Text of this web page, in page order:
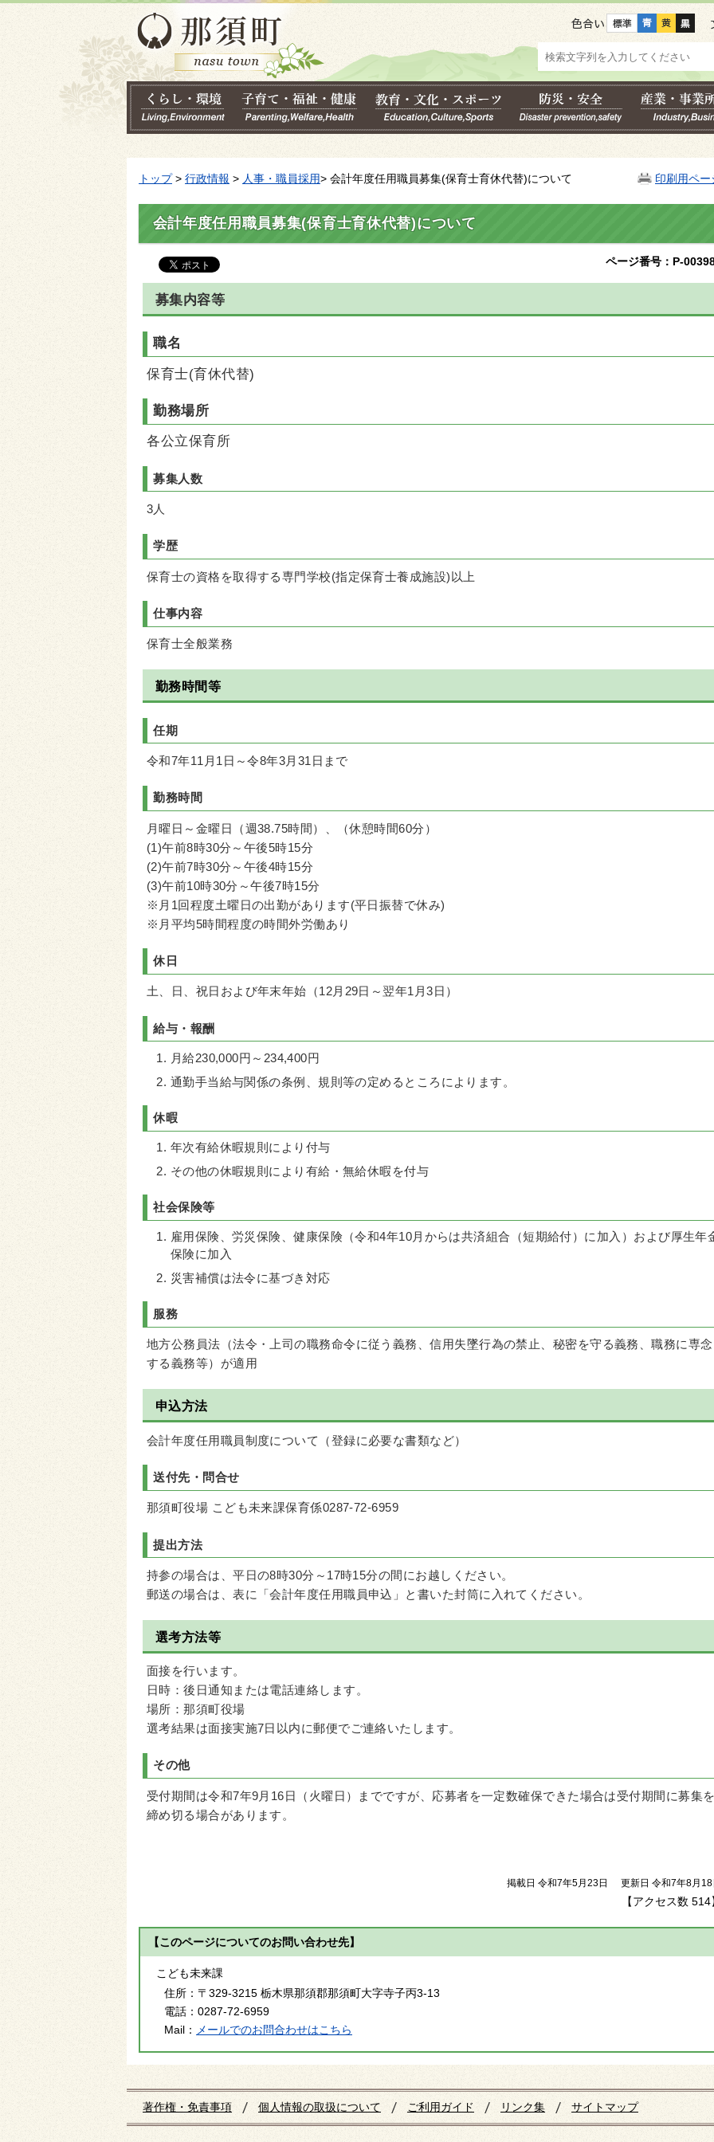
色合い
印刷用ペー
トップ> 行政情報 > 人事・職員採用> 会計年度任用職員募集(保育士育休代替)について
会計年度任用職員募集(保育士育休代替)について
ページ番号：P-
募集内容等
職名
保育士(育休代替)
勤務場所
各公立保育所
募集人数
3人
学歴
保育士の資格を取得する専門学校(指定保育士養成施設)以上
仕事内容
保育士全般業務
勤務時間等
任期
令和7年11月1日～令8年3月31日まで
勤務時間
月曜日～金曜日（週38.75時間）、（休憩時間60分）
(1)午前8時30分～午後5時15分
(2)午前7時30分～午後4時15分
(3)午前10時30分～午後7時15分
※月1回程度土曜日の出勤があります(平日振替で休み)
※月平均5時間程度の時間外労働あり
休日
土、日、祝日および年末年始（12月29日～翌年1月3日）
給与・報酬
月給230,000円～234,400円
通勤手当給与関係の条例、規則等の定めるところによります。
休暇
年次有給休暇規則により付与
その他の休暇規則により有給・無給休暇を付与
社会保険等
雇用保険、労災保険、健康保険（令和4年10月からは共済組合（短期給付）に加入）および厚生年
保険に加入
災害補償は法令に基づき対応
服務
地方公務員法（法令・上司の職務命令に従う義務、信用失墜行為の禁止、秘密を守る義務、職務に専念
する義務等）が適用
申込方法
会計年度任用職員制度について（登録に必要な書類など）
送付先・問合せ
那須町役場 こども未来課保育係0287-72-6959
提出方法
持参の場合は、平日の8時30分～17時15分の間にお越しください。
郵送の場合は、表に「会計年度任用職員申込」と書いた封筒に入れてください。
選考方法等
面接を行います。
日時：後日通知または電話連絡します。
場所：那須町役場
選考結果は面接実施7日以内に郵便でご連絡いたします。
その他
受付期間は令和7年9月16日（火曜日）までですが、応募者を一定数確保できた場合は受付期間に募集
締め切る場合があります。
掲載日 令和7年5月23日 更新日 令和7年8月
【アクセス数 514
【このページについてのお問い合わせ先】
こども未来課
住所： 〒329-3215 栃木県那須郡那須町大字寺子丙3-13
電話： 0287-72-6959
Mail：
メールでのお問合わせはこちら
著作権・免責事項 個人情報の取扱について ご利用ガイド リンク集 サイトマップ